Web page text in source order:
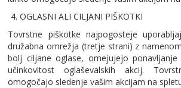
OGLASNI ALI CILJANI PIŠKOTKI
Tovrstne piškotke najpogosteje
družabna omrežja (tretje strani) z
bolj ciljane oglase, omejujejo
učinkovitost oglaševalskih akcij.
omogočajo sledenje vašim akcijam na